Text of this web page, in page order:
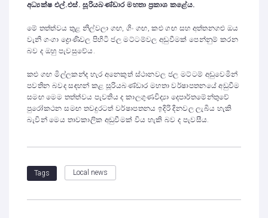
අධ්‍යක්ෂ එල්.එස්. සූරියබණ්ඩාර මහතා ප්‍රකාශ කළේය.
මේ තත්ත්වය තුළ නිල්වලා ගඟ, ගිං ගඟ, කළු ගඟ සහ අත්තනගළු ඔය
වැනි ගංගා ද්‍රොණිවල පිහිටි ජල මට්ටම්වල අඩුවීමක් පෙන්නුම් කරන
බව ද ඔහු පැවසුවේය.
කළු ගඟ මිල්ලකන්ද හැර අනෙකුත් ස්ථානවල ජල මට්ටම් අඩුවෙමින්
පවතින බවද සඳහන් කළ සූරියබණ්ඩාර මහතා වර්ෂාපතනයේ අඩුවීම
සමඟ මෙම තත්ත්වය පැවතිය ද කාලගුණවිද්‍යා දෙපාර්තමේන්තුවේ
පුරෝකථන සමඟ තවදුරටත් වර්ෂාපතනය ඉදිරි දිනවල ලැබිය හැකි
බැවින් මෙය තාවකාලික අඩුවීමක් විය හැකි බව ද පැවසීය.
Tags Local news